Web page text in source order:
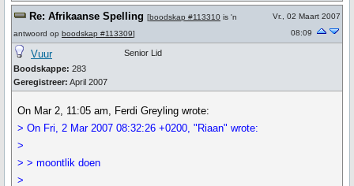
Re: Afrikaanse Spelling [boodskap #113310 is 'n
antwoord op boodskap #113309]
Vr., 02 Maart 2007
08:09
Vuur
Boodskappe: 283
Geregistreer: April 2007
Senior Lid
On Mar 2, 11:05 am, Ferdi Greyling wrote:
> On Fri, 2 Mar 2007 08:32:26 +0200, "Riaan" wrote:
>
> > moontlik doen
>